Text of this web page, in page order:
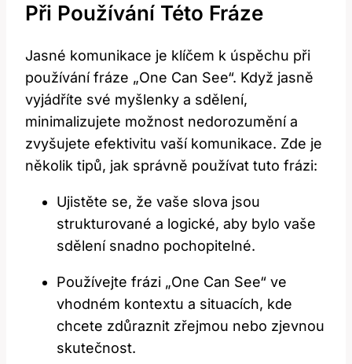
Při Používání Této Fráze
Jasné komunikace je klíčem k úspěchu při
používání fráze „One Can See“. Když jasně
vyjádříte své myšlenky a sdělení,
minimalizujete možnost nedorozumění a
zvyšujete efektivitu vaší komunikace. Zde je
několik tipů, jak správně používat tuto frázi:
Ujistěte se, že vaše slova jsou
strukturované a logické, aby bylo vaše
sdělení snadno pochopitelné.
Používejte frázi „One Can See“ ve
vhodném kontextu a situacích, kde
chcete zdůraznit zřejmou nebo zjevnou
skutečnost.